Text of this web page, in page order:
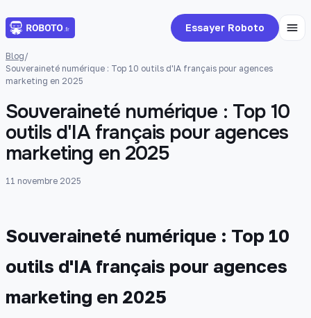
Essayer Roboto
Blog/
Souveraineté numérique : Top 10 outils d'IA français pour agences
marketing en 2025
Souveraineté numérique : Top 10
outils d'IA français pour agences
marketing en 2025
11 novembre 2025
Souveraineté numérique : Top 10
outils d'IA français pour agences
marketing en 2025